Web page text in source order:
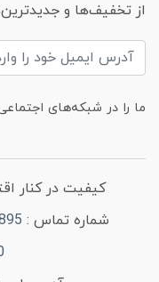
از تخفیف‌ها و
ما را در شبکه‌های
کیفیت در کنار
شماره تماس :